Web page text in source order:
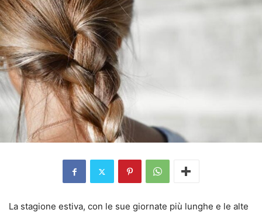
La stagione estiva, con le sue giornate più lunghe e le alte